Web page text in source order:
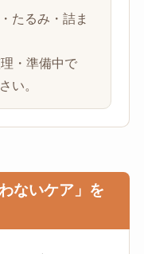
たるみ・詰ま
・準備中で
い。
ないケア」を